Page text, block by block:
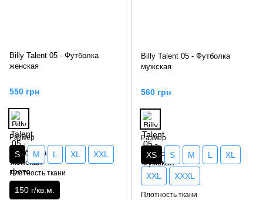
Billy Talent 05 - Футболка
женская
550 грн
Размер
S M L XL XXL
Плотность ткани
150 г/кв.м.
Billy Talent 05 - Футболка
мужская
560 грн
Размер
XS S M L XL
XXL XXXL
Плотность ткани